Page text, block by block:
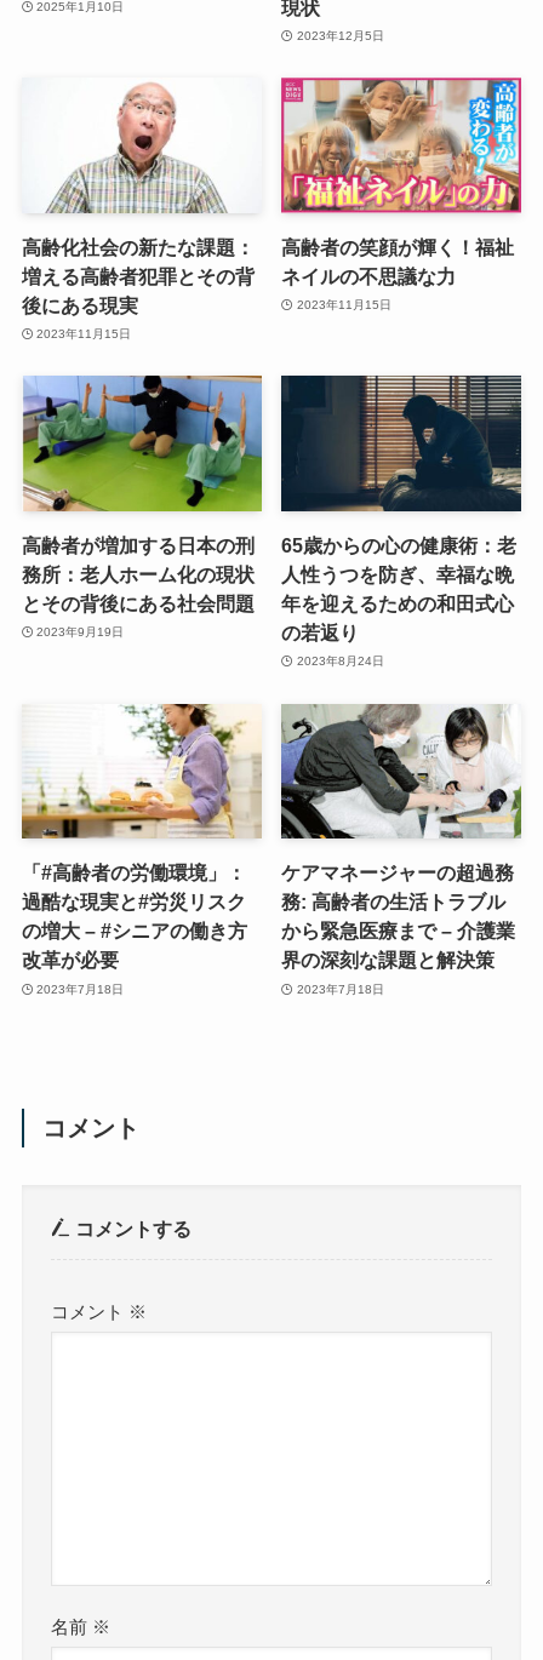
2025年1月10日 現状
2023年12月5日
高齢化社会の新たな課題：
増える高齢者犯罪とその背
後にある現実
2023年11月15日
高齢者の笑顔が輝く！福祉
ネイルの不思議な力
2023年11月15日
高齢者が増加する日本の刑
務所：老人ホーム化の現状
とその背後にある社会問題
2023年9月19日
65歳からの心の健康術：老
人性うつを防ぎ、幸福な晩
年を迎えるための和田式心
の若返り
2023年8月24日
「#高齢者の労働環境」：
過酷な現実と#労災リスク
の増大 – #シニアの働き方
改革が必要
2023年7月18日
ケアマネージャーの超過務
務: 高齢者の生活トラブル
から緊急医療まで – 介護業
界の深刻な課題と解決策
2023年7月18日
コメント
コメントする
コメント ※
名前 ※